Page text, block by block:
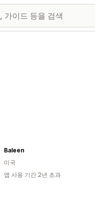
Baleen
미국
앱 사용 기간 2년 초과